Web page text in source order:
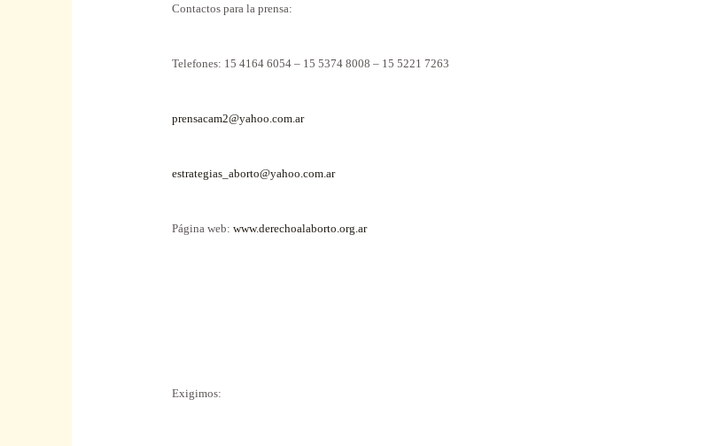
Contactos para la prensa:
Telefones: 15 4164 6054 – 15 5374 8008 – 15 5221 7263
prensacam2@yahoo.com.ar
estrategias_aborto@yahoo.com.ar
Página web:www.derechoalaborto.org.ar
Exigimos: